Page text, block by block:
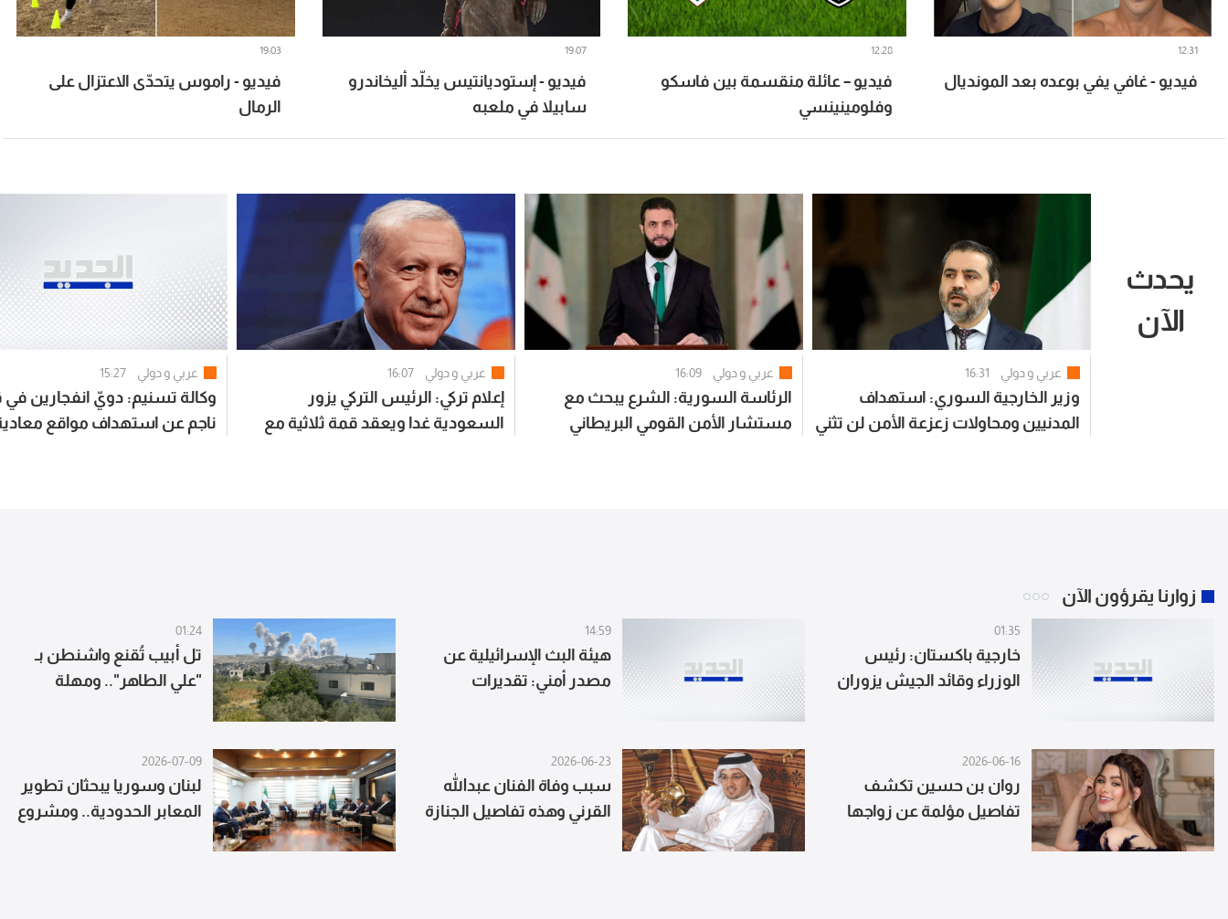
فيديو - غافي يفي بوعده بعد المونديال
12:31
فيديو – عائلة منقسمة بين فاسكو
وفلومينينسي
12:28
فيديو - إستوديانتيس يخلّد أليخاندرو
سابيلا في ملعبه
19:07
فيديو - راموس يتحدّى الاعتزال على
الرمال
19:03
يحدث
الآن
عربي و دولي 16:31
وزير الخارجية السوري: استهداف
المدنيين ومحاولات زعزعة الأمن لن تثني
عربي و دولي 16:09
الرئاسة السورية: الشرع يبحث مع
مستشار الأمن القومي البريطاني
عربي و دولي 16:07
إعلام تركي: الرئيس التركي يزور
السعودية غدا ويعقد قمة ثلاثية مع
عربي و دولي 15:27
وكالة تسنيم: دويّ انفجارين
ناجم عن استهداف مواقع
زوارنا يقرؤون الآن
01:35
خارجية باكستان: رئيس
الوزراء وقائد الجيش يزوران
14:59
هيئة البث الإسرائيلية عن
مصدر أمني: تقديرات
وقف إطلاق النار
01:24
تل أبيب تُقنع واشنطن بـ
"علي الطاهر".. ومهلة
2026-06-16
روان بن حسين تكشف
تفاصيل مؤلمة عن زواجها
2026-06-23
سبب وفاة الفنان عبدالله
القرني وهذه تفاصيل الجنازة
2026-07-09
لبنان وسوريا يبحثان تطوير
المعابر الحدودية.. ومشروع